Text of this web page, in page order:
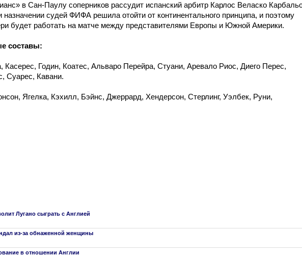
в Сан-Паулу соперников рассудит испанский арбитр Карлос Веласко
назначении судей ФИФА решила отойти от континентального принципа, и поэтому
будет работать на матче между представителями Европы и Южной Америки.
составы:
Касерес, Годин, Коатес, Альваро Перейра, Стуани, Аревало Риос, Диего Перес,
Суарес, Кавани.
Ягелка, Кэхилл, Бэйнс, Джеррард, Хендерсон, Стерлинг, Уэлбек, Руни,
Лугано сыграть с Англией
из-за обнаженной женщины
в отношении Англии